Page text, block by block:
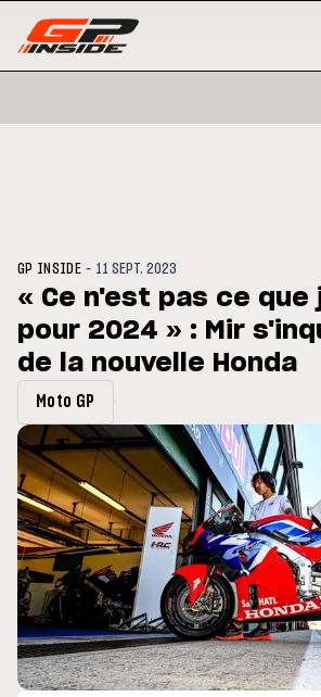
: Horaires et
du GP de Grande-
MOTO GP
Zarco
retour
GP INSIDE - 11 SEPT. 2023
« Ce n'est pas ce que
pour 2024 » : Mir
de la nouvelle Honda
Moto GP